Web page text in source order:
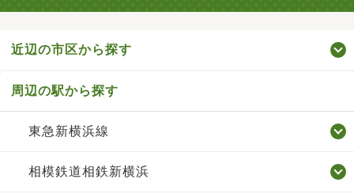
近辺の市区から探す
周辺の駅から探す
東急新横浜線
相模鉄道相鉄新横浜